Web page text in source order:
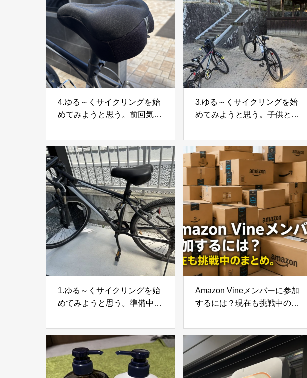
4.ゆる～くサイクリングを始
めてみようと思う。前回気に
3.ゆる～くサイクリングを始
めてみようと思う。子供と一
1.ゆる～くサイクリングを始
めてみようと思う。準備中に
Amazon Vineメンバーに参加
するには？現在も挑戦中のま
ュー数・参考になったの目安